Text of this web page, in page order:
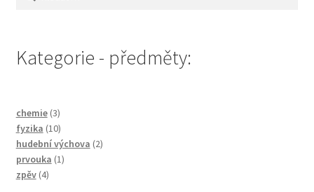
Kategorie - předměty:
chemie 33
produkty
fyzika 1010
produktů
hudební výchova 22
prvouka 11
zpěv 44